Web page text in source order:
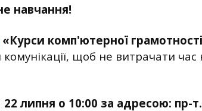
навчання!
«Курси комп'ютерної
щоб не витрачати
22 липня о 10:00 за адресою: пр-